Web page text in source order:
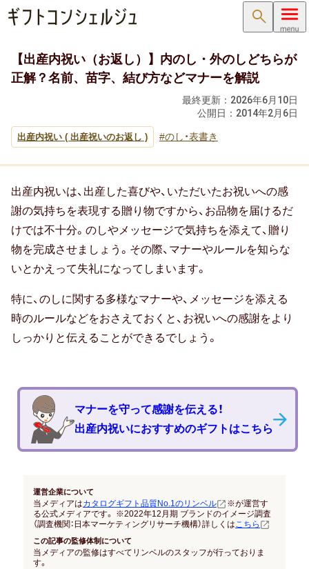
検索
内祝い･お返し
内祝い･お返しTOP
内祝い・お祝い返し
結婚内祝い ( 結婚祝いのお返し )
快気祝い（快気内祝い）
結納返し
香典返し
喪中見舞い
結婚式 引出物
法事 引出物
【出産内祝い（お返し）】内のし・外のしどちらが
正解？名前、苗字、結び方などマナーを解説
最終更新： 2026年6月10日
公開日： 2014年2月6日
出産内祝い ( 出産祝いのお返し ) のし・表書き
出産内祝いは、出産した喜びや、いただいたお祝いへの感
謝の気持ちを表現する贈り物ですから、お品物を届けるだ
けでは不十分。のしやメッセージで気持ちを添えて、贈り
物を完成させましょう。その際、マナーやルールを知らな
いとかえって失礼になってしまいます。
特に、のしに関する多様なマナーや、メッセージを添える
時のルールなどをおさえておくと、お祝いへの感謝をより
しっかりと伝えることができるでしょう。
マナーを守って感謝を伝える！
出産内祝いにおすすめのギフトはこちら
運営企業について
当メディアはカタログギフト品質No.1のリンベル
※が運営す
る公式メディアです。 ※2022年12月期 ブランドのイメージ調査
（調査機関：日本マーケティングリサーチ機構）詳しくはこちら
この記事の監修体制について
当メディアの監修はすべてリンベルのスタッフが行っておりま
す。